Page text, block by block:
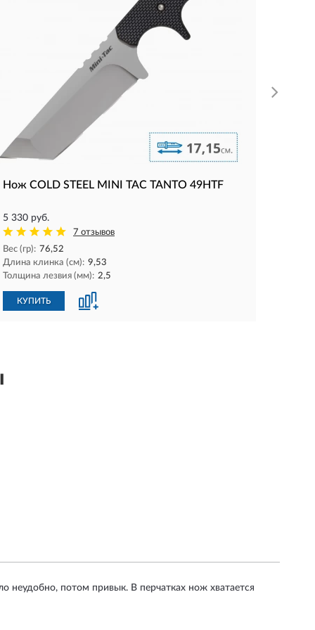
Нож COLD STEEL MINI TAC TANTO 49HTF
5 330 руб.
7 отзывов
Вес (гр): 76,52
Длина клинка (см): 9,53
Толщина лезвия (мм): 2,5
КУПИТЬ
неудобно, потом привык. В перчатках нож хватается